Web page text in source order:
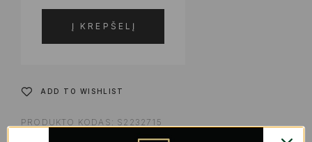
Į KREPŠELĮ
ADD TO WISHLIST
PRODUKTO KODAS: S2232715